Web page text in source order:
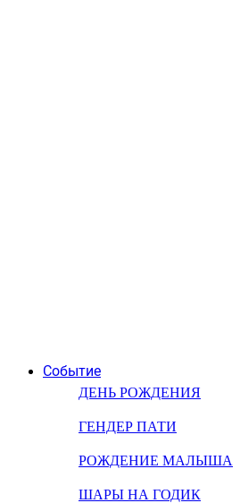
Событие
ДЕНЬ РОЖДЕНИЯ
ГЕНДЕР ПАТИ
РОЖДЕНИЕ МАЛЫША
ШАРЫ НА ГОДИК